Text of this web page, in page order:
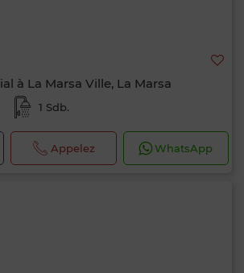
à La Marsa Ville, La Marsa
1 Sdb.
Appelez WhatsApp